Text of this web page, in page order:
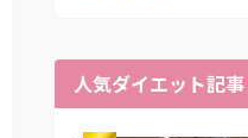
人気ダイエット記事